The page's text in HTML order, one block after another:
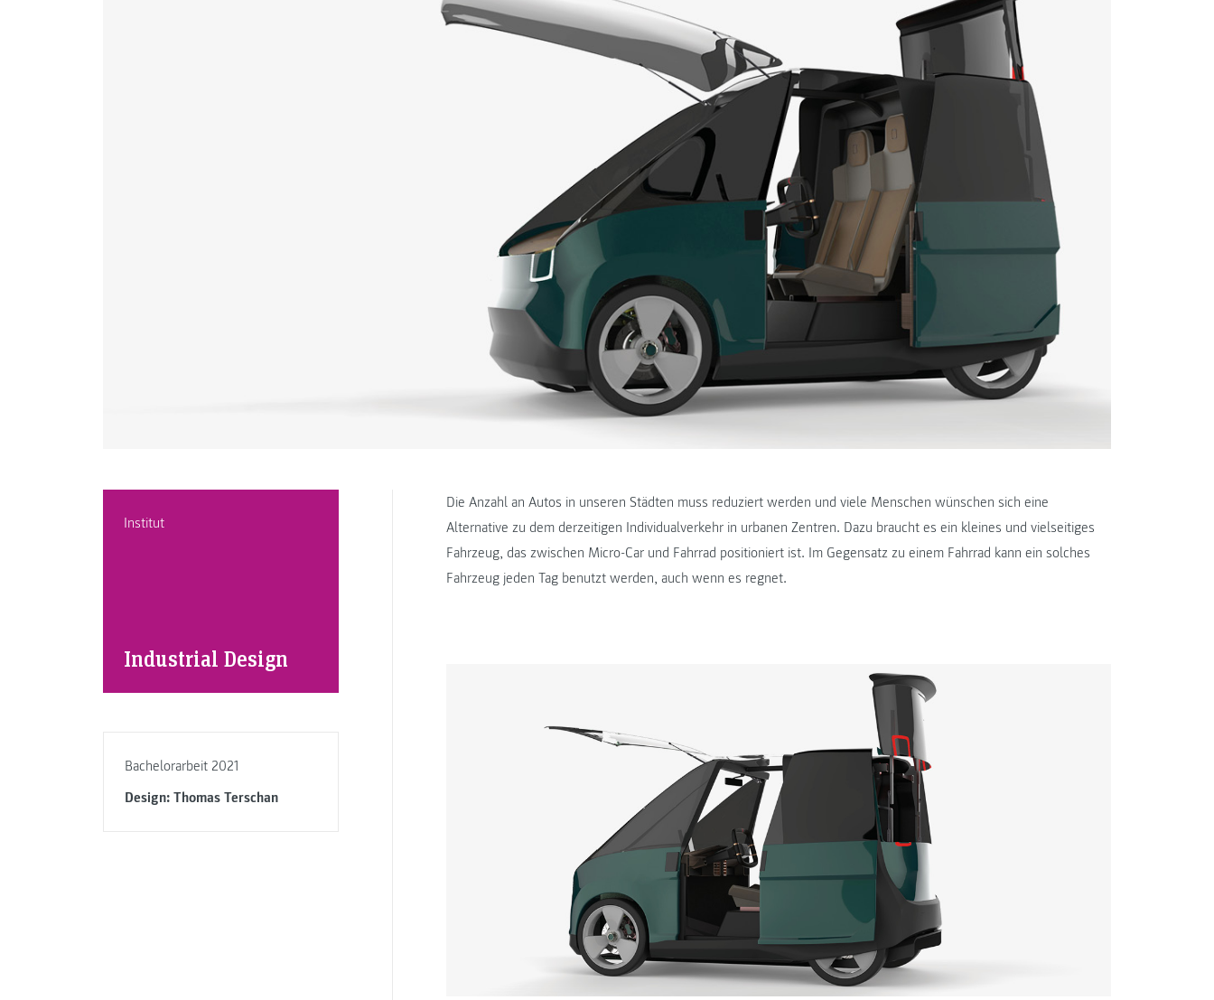
Institut
Industrial Design
Bachelorarbeit 2021
Design: Thomas Terschan
Die Anzahl an Autos in unseren Städten muss reduziert werden und viele Menschen wünschen sich eine
Alternative zu dem derzeitigen Individualverkehr in urbanen Zentren. Dazu braucht es ein kleines und vielseitiges
Fahrzeug, das zwischen Micro-Car und Fahrrad positioniert ist. Im Gegensatz zu einem Fahrrad kann ein solches
Fahrzeug jeden Tag benutzt werden, auch wenn es regnet.